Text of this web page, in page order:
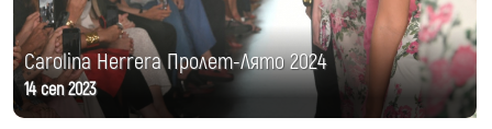
Carolina Herrera Пролет-Лято 2024
14 сеп 2023